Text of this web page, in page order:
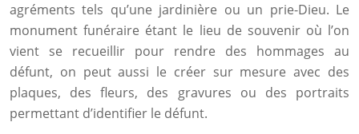
agréments tels qu’une jardinière ou un prie-Dieu. Le
monument funéraire étant le lieu de souvenir où l’on
vient se recueillir pour rendre des hommages au
défunt, on peut aussi le créer sur mesure avec des
plaques, des fleurs, des gravures ou des portraits
permettant d’identifier le défunt.